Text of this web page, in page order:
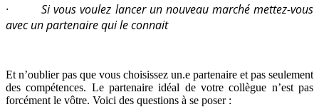
· Si vous voulez lancer un nouveau marché mettez-vous
avec un partenaire qui le connait
Et n’oublier pas que vous choisissez un.e partenaire et pas seulement
des compétences. Le partenaire idéal de votre collègue n’est pas
forcément le vôtre. Voici des questions à se poser :